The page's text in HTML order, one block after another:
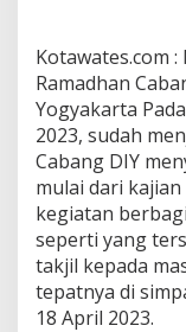
Kotawates.com
Ramadhan
Yogyakarta
2023, sudah
Cabang DIY
mulai dari
kegiatan
seperti yang
takjil kepada
tepatnya di
18 April 2023.